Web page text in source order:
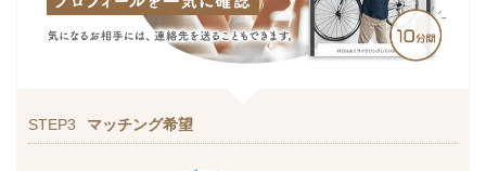
STEP3 マッチング希望